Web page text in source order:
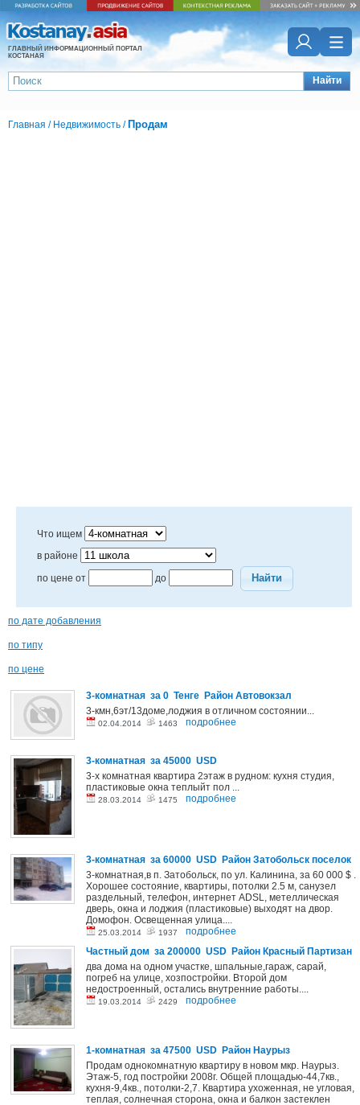
ГЛАВНЫЙ ИНФОРМАЦИОННЫЙ ПОРТАЛ
КОСТАНАЯ
Найти
Главная / Недвижимость / Продам
Что ищем
в районе
по цене от до Найти
по дате добавления
по типу
по цене
3-комнатная за 0 Тенге Район Автовокзал
3-кмн,6эт/13доме,лоджия в отличном состоянии...
02.04.2014 1463 подробнее
3-комнатная за 45000 USD
3-х комнатная квартира 2этаж в рудном: кухня студия,
пластиковые окна теплыйт пол ...
28.03.2014 1475 подробнее
3-комнатная за 60000 USD Район Затобольск поселок
3-комнатная,в п. Затобольск, по ул. Калинина, за 60 000 $ .
Хорошее состояние, квартиры, потолки 2.5 м, санузел
раздельный, телефон, интернет ADSL, метеллическая
дверь, окна и лоджия (пластиковые) выходят на двор.
Домофон. Освещенная улица....
25.03.2014 1937
подробнее
Частный дом за 200000 USD Район Красный Партизан
два дома на одном участке, шпальные,гараж, сарай,
погреб на улице, хозпостройки. Второй дом
недостроенный, остались внутренние работы....
19.03.2014 2429 подробнее
1-комнатная за 47500 USD Район Наурыз
Продам однокомнатную квартиру в новом мкр. Наурыз.
Этаж-5, год постройки 2008г. Общей площадью-44,7кв.,
кухня-9,4кв., потолки-2,7. Квартира ухоженная, не угловая,
теплая, солнечная сторона, окна и балкон застеклен